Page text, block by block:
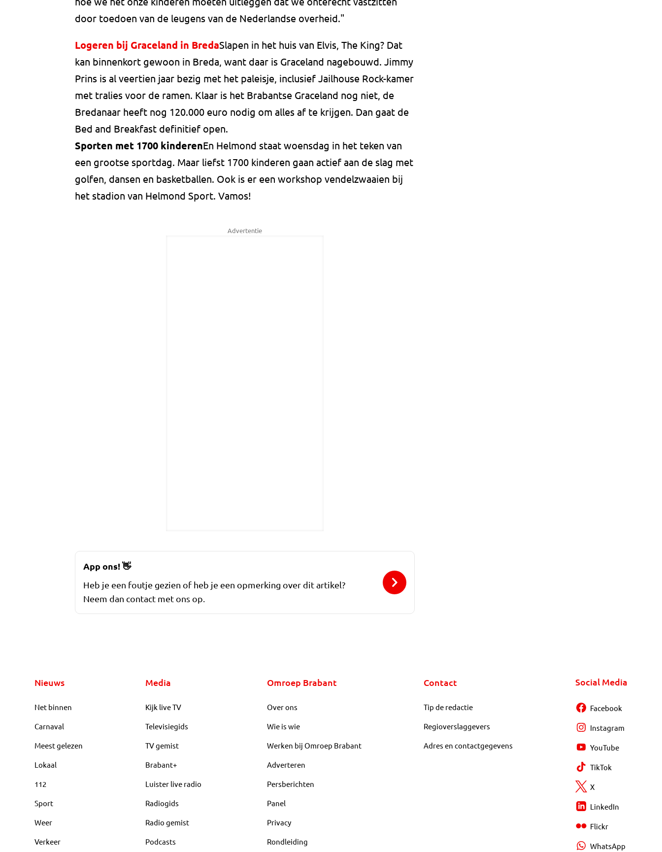
door toedoen van de leugens van de Nederlandse overheid."
Logeren bij Graceland in BredaSlapen in het huis van Elvis, The King? Dat
kan binnenkort gewoon in Breda, want daar is Graceland nagebouwd. Jimmy
Prins is al veertien jaar bezig met het paleisje, inclusief Jailhouse Rock-kamer
met tralies voor de ramen. Klaar is het Brabantse Graceland nog niet, de
Bredanaar heeft nog 120.000 euro nodig om alles af te krijgen. Dan gaat de
Bed and Breakfast definitief open.
Sporten met 1700 kinderenEn Helmond staat woensdag in het teken van
een grootse sportdag. Maar liefst 1700 kinderen gaan actief aan de slag met
golfen, dansen en basketballen. Ook is er een workshop vendelzwaaien bij
het stadion van Helmond Sport. Vamos!
Advertentie
App ons!👋
Heb je een foutje gezien of heb je een opmerking over dit artikel?
Neem dan contact met ons op.
Nieuws
Net binnen
Carnaval
Meest gelezen
Lokaal
112
Sport
Weer
Verkeer
Media
Kijk live TV
Televisiegids
TV gemist
Brabant+
Luister live radio
Radiogids
Radio gemist
Podcasts
Omroep Brabant
Over ons
Wie is wie
Werken bij Omroep Brabant
Adverteren
Persberichten
Panel
Privacy
Rondleiding
Contact
Tip de redactie
Regioverslaggevers
Adres en contactgegevens
Social Media
Facebook
Instagram
YouTube
TikTok
X
LinkedIn
Flickr
WhatsApp